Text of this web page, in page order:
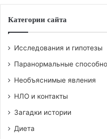
Категории сайта
Исследования и гипотезы
Паранормальные
Необъяснимые явления
НЛО и контакты
Загадки истории
Диета